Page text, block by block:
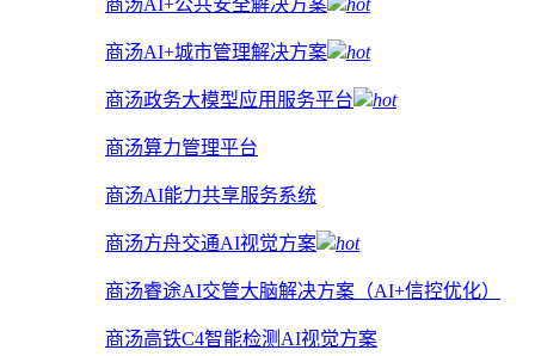
商汤AI+公共安全解决方案 hot
商汤AI+城市管理解决方案 hot
商汤政务大模型应用服务平台 hot
商汤算力管理平台
商汤AI能力共享服务系统
商汤方舟交通AI视觉方案 hot
商汤睿途AI交管大脑解决方案（AI+信控优化）
商汤高铁C4智能检测AI视觉方案